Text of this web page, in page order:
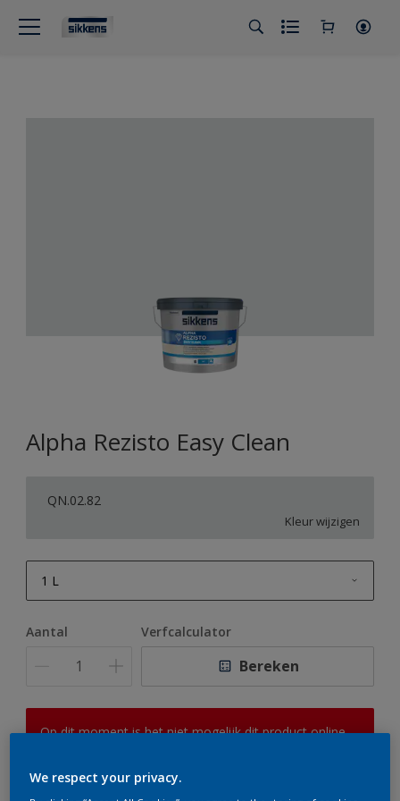
Alpha Rezisto Easy Clean
QN.02.82
Kleur wijzigen
1 L
10 L
Aantal Verfcalculator
Bereken
Op dit moment is het niet mogelijk dit product online
er hard aan om de voorraad aan te vullen.
We respect your privacy.